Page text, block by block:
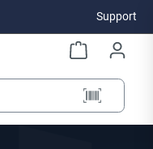
Support